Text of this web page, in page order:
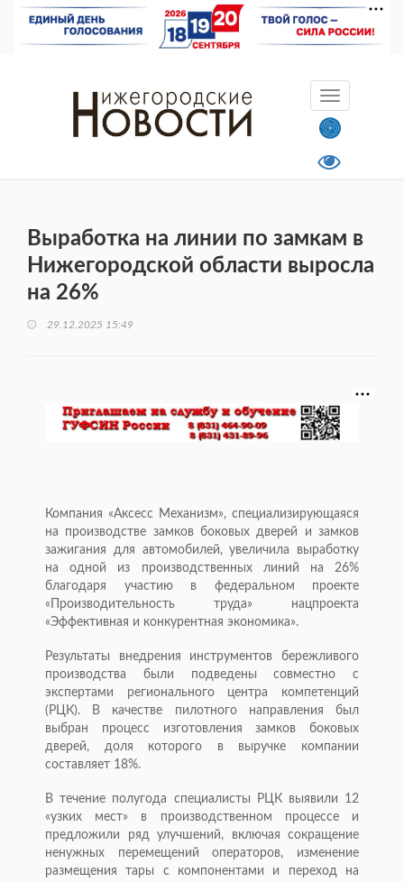
Выработка на линии по замкам в
Нижегородской области выросла
на 26%
29.12.2025 15:49
Компания «Аксесс Механизм», специализирующаяся
на производстве замков боковых дверей и замков
зажигания для автомобилей, увеличила выработку
на одной из производственных линий на 26%
благодаря участию в федеральном проекте
«Производительность труда» нацпроекта
«Эффективная и конкурентная экономика».
Результаты внедрения инструментов бережливого
производства были подведены совместно с
экспертами регионального центра компетенций
(РЦК). В качестве пилотного направления был
выбран процесс изготовления замков боковых
дверей, доля которого в выручке компании
составляет 18%.
В течение полугода специалисты РЦК выявили 12
«узких мест» в производственном процессе и
предложили ряд улучшений, включая сокращение
ненужных перемещений операторов, изменение
размещения тары с компонентами и переход на